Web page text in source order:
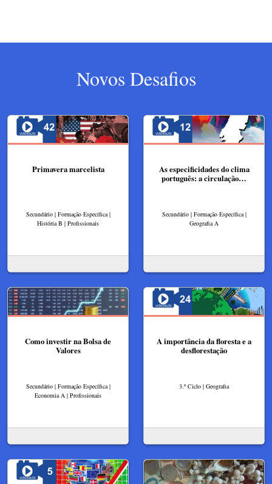
Novos Desafios
Primavera marcelista
Secundário | Formação Específica |
História B | Profissionais
As especificidades do clima
português: a circulação…
Secundário | Formação Específica |
Geografia A
Como investir na Bolsa de
Valores
Secundário | Formação Específica |
Economia A | Profissionais
A importância da floresta e a
desflorestação
3.º Ciclo | Geografia